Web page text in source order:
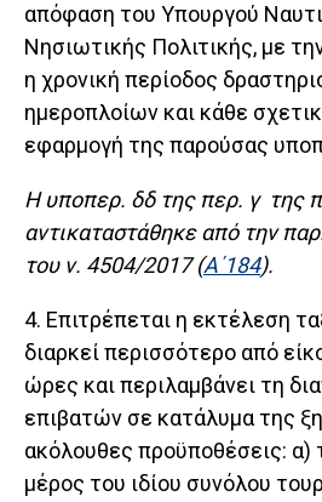
απόφαση του Υπουργού
Νησιωτικής Πολιτικής, με
η χρονική περίοδος
ημεροπλοίων και κάθε
εφαρμογή της παρούσας
Η υποπερ. δδ της περ. γ της
αντικαταστάθηκε από την
του ν. 4504/2017 (Α΄184).
4. Επιτρέπεται η εκτέλεση
διαρκεί περισσότερο από
ώρες και περιλαμβάνει τη
επιβατών σε κατάλυμα της
ακόλουθες προϋποθέσεις: α)
μέρος του ιδίου συνόλου